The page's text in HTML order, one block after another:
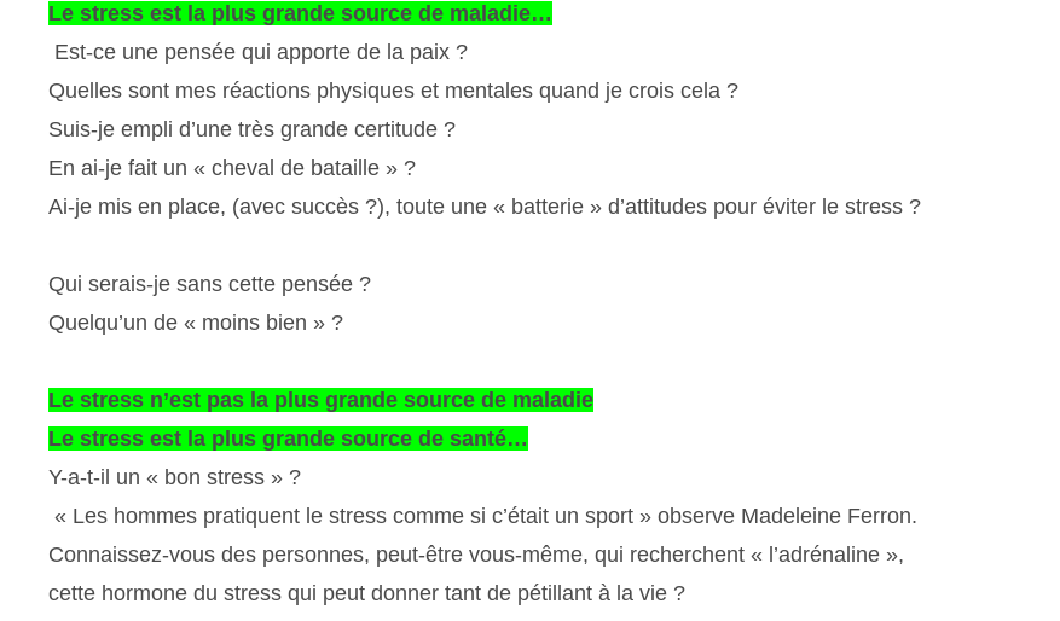
Le stress est la plus grande source de maladie…
Est-ce une pensée qui apporte de la paix ?
Quelles sont mes réactions physiques et mentales quand je crois cela ?
Suis-je empli d’une très grande certitude ?
En ai-je fait un « cheval de bataille » ?
Ai-je mis en place, (avec succès ?), toute une « batterie » d’attitudes pour éviter le stress ?
Qui serais-je sans cette pensée ?
Quelqu’un de « moins bien » ?
Le stress n’est pas la plus grande source de maladie
Le stress est la plus grande source de santé…
Y-a-t-il un « bon stress » ?
« Les hommes pratiquent le stress comme si c’était un sport » observe Madeleine Ferron.
Connaissez-vous des personnes, peut-être vous-même, qui recherchent « l’adrénaline »,
cette hormone du stress qui peut donner tant de pétillant à la vie ?